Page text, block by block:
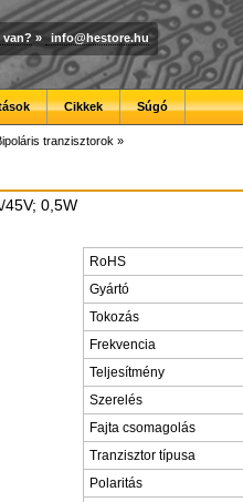
van? » info@hestore.hu
Cikkek Súgó
tranzisztorok »
45V; 0,5W
RoHS
Gyártó
Tokozás
Frekvencia
Teljesítmény
Szerelés
Fajta csomagolás
Tranzisztor típusa
Polaritás